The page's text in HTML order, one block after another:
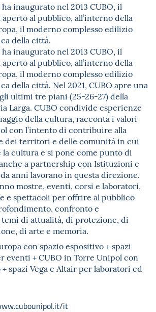
inaugurato nel 2013 CUBO, il
aperto al pubblico, all’interno della
il moderno complesso edilizio
della città.
inaugurato nel 2013 CUBO, il
aperto al pubblico, all’interno della
il moderno complesso edilizio
della città. Nel 2021, CUBO apre una
ultimi tre piani (25-26-27) della
Larga. CUBO condivide esperienze
della cultura, racconta i valori
con l’intento di contribuire alla
dei territori e delle comunità in cui
la cultura e si pone come punto di
a partnership con Istituzioni e
anni lavorano in questa direzione.
mostre, eventi, corsi e laboratori,
e spettacoli per offrire al pubblico
confronto e
di attualità, di protezione, di
di arte e memoria.
con spazio espositivo + spazi
eventi + CUBO in Torre Unipol con
spazi Vega e Altair per laboratori ed
it